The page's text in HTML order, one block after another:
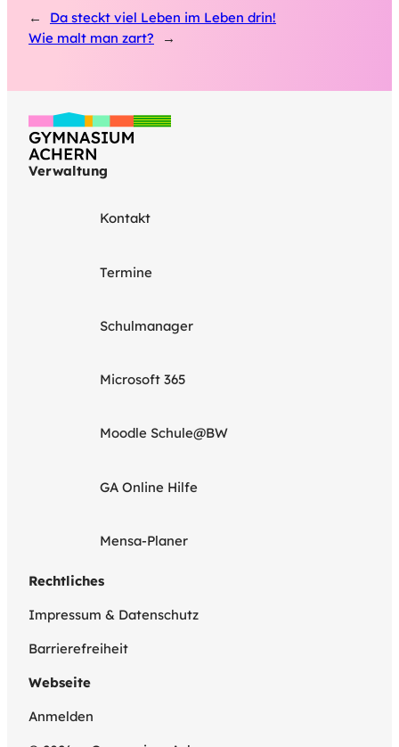
←
Da steckt viel Leben im Leben drin!
Wie malt man zart?
→
Verwaltung
Kontakt
Termine
Schulmanager
Microsoft 365
Moodle Schule@BW
GA Online Hilfe
Mensa-Planer
Rechtliches
Impressum & Datenschutz
Barrierefreiheit
Webseite
Anmelden